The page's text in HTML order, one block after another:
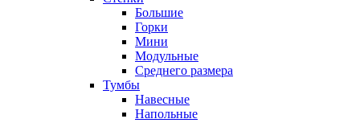
Большие
Горки
Мини
Модульные
Среднего размера
Тумбы
Навесные
Напольные